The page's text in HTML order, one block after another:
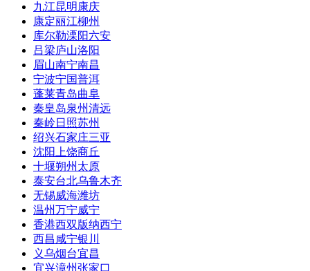
九江昆明 康庆
康定丽江柳州
库尔勒溧阳六安
吕梁庐山洛阳
眉山南宁南昌
宁波宁国普洱
蓬莱青岛曲阜
秦皇岛泉州清远
秦岭日照苏州
绍兴石家庄三亚
沈阳 上饶商丘
十堰朔州 太原
泰安台北乌鲁木齐
无锡威海潍坊
温州万宁威宁
香港西双版纳西宁
西昌 咸宁银川
义乌烟台宜昌
宜兴漳州张家口